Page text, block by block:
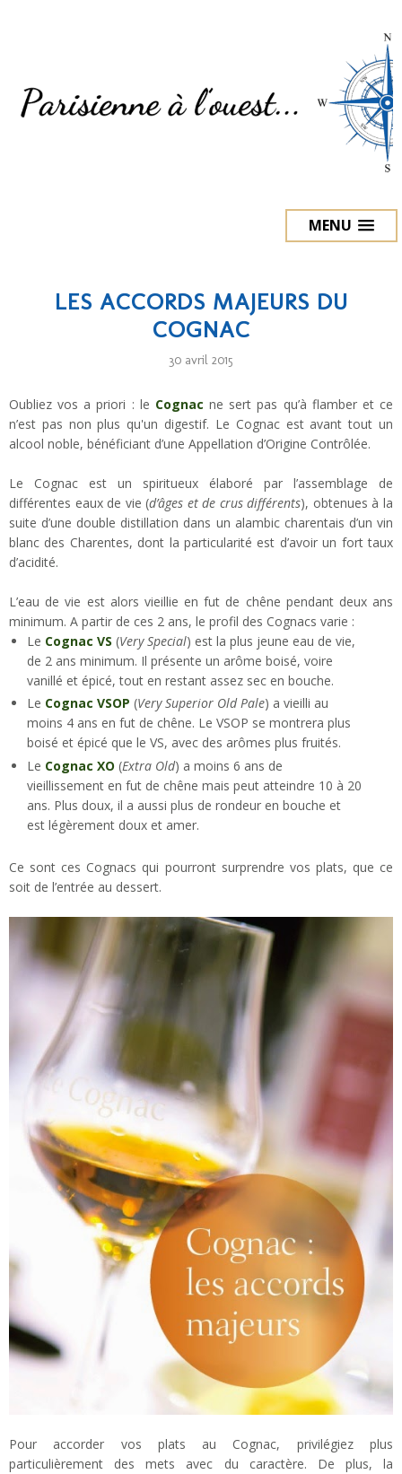
MENU
LES ACCORDS MAJEURS DU
COGNAC
30 avril 2015
Oubliez vos a priori : le Cognac ne sert pas qu’à flamber et ce
n’est pas non plus qu'un digestif. Le Cognac est avant tout un
alcool noble, bénéficiant d’une Appellation d’Origine Contrôlée.
Le Cognac est un spiritueux élaboré par l’assemblage de
différentes eaux de vie (d’âges et de crus différents), obtenues à la
suite d’une double distillation dans un alambic charentais d’un vin
blanc des Charentes, dont la particularité est d’avoir un fort taux
d’acidité.
L’eau de vie est alors vieillie en fut de chêne pendant deux ans
minimum. A partir de ces 2 ans, le profil des Cognacs varie :
L e Cognac VS (Very Special) est la plus jeune eau de vie,
de 2 ans minimum. Il présente un arôme boisé, voire
vanillé et épicé, tout en restant assez sec en bouche.
Le Cognac VSOP (Very Superior Old Pale) a vieilli au
moins 4 ans en fut de chêne. Le VSOP se montrera plus
boisé et épicé que le VS, avec des arômes plus fruités.
Le Cognac XO (Extra Old) a moins 6 ans de
vieillissement en fut de chêne mais peut atteindre 10 à 20
ans. Plus doux, il a aussi plus de rondeur en bouche et
est légèrement doux et amer.
Ce sont ces Cognacs qui pourront surprendre vos plats, que ce
soit de l’entrée au dessert.
Pour accorder vos plats au Cognac, privilégiez plus
particulièrement des mets avec du caractère. De plus, la